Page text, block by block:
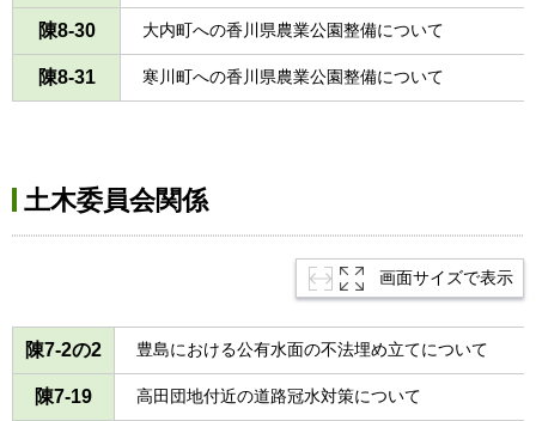
陳8-30 大内町への香川県農業公園整備について
陳8-31 寒川町への香川県農業公園整備について
土木委員会関係
画面サイズで表示
陳7-2の2 豊島における公有水面の不法埋め立てについて
陳7-19 高田団地付近の道路冠水対策について